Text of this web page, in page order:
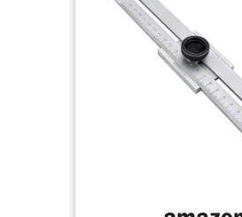
de 20,3 cm, graduée de 1 mm
facile, assurez-vous que les
précis. La face en laiton
diamètre peut glisser contre le
pour un marquage lisse avec ou
coupe-roue se rétracte sur la
une protection lorsque vous ne
pas et un rangement